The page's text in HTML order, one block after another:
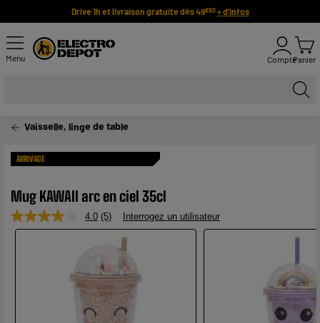
Drive 1h et livraison gratuite dès 49€90 + d'infos
Menu ComptePanier
Vaisselle, linge de table
ARRIVAGE
Mug KAWAII arc en ciel 35cl
4.0 Lire
5
Lien
sur
la
même
page.
(5) Interrogez un utilisateur